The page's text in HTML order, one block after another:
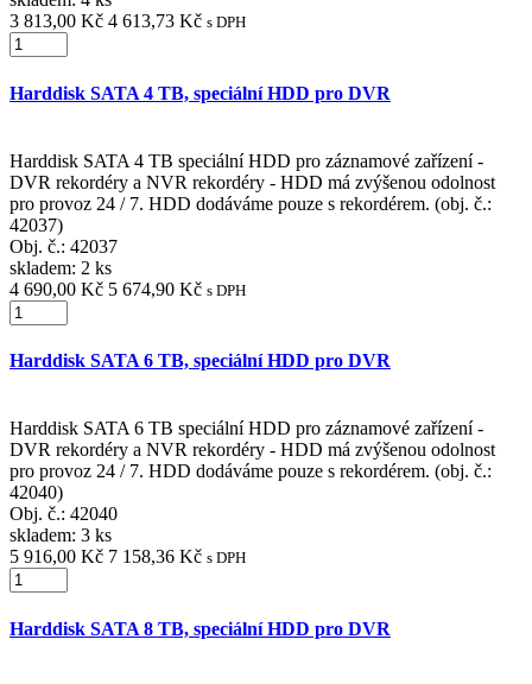
3 813,00 Kč 4 613,73 Kč s DPH
Harddisk SATA 4 TB, speciální HDD pro DVR
Harddisk SATA 4 TB speciální HDD pro záznamové zařízení -
DVR rekordéry a NVR rekordéry - HDD má zvýšenou odolnost
pro provoz 24 / 7. HDD dodáváme pouze s rekordérem. (obj. č.:
42037)
Obj. č.: 42037
skladem: 2 ks
4 690,00 Kč 5 674,90 Kč s DPH
Harddisk SATA 6 TB, speciální HDD pro DVR
Harddisk SATA 6 TB speciální HDD pro záznamové zařízení -
DVR rekordéry a NVR rekordéry - HDD má zvýšenou odolnost
pro provoz 24 / 7. HDD dodáváme pouze s rekordérem. (obj. č.:
42040)
Obj. č.: 42040
skladem: 3 ks
5 916,00 Kč 7 158,36 Kč s DPH
Harddisk SATA 8 TB, speciální HDD pro DVR